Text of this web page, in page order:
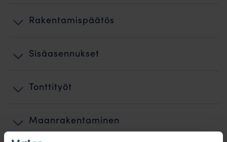
Rakentamispäätös
Sisäasennukset
Tonttityöt
Maanrakentaminen